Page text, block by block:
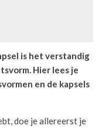
is het verstandig
Hier lees je
en de kapsels
doe je allereerst je